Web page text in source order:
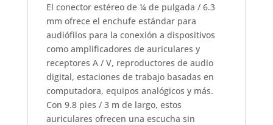
El conector estéreo de ¼ de pulgada / 6.3
mm ofrece el enchufe estándar para
audiófilos para la conexión a dispositivos
como amplificadores de auriculares y
receptores A / V, reproductores de audio
digital, estaciones de trabajo basadas en
computadora, equipos analógicos y más.
Con 9.8 pies / 3 m de largo, estos
auriculares ofrecen una escucha sin